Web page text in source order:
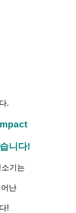
.
니다!
기는
난
!